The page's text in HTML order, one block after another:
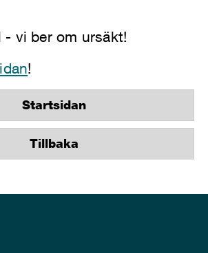
- vi ber om ursäkt!
!
Startsidan
Tillbaka